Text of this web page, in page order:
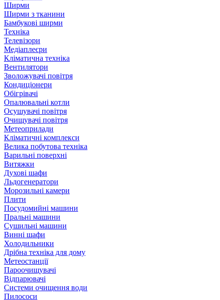
Ширми
Ширми з тканини
Бамбукові ширми
Техніка
Телевізори
Медіаплеєри
Кліматична техніка
Вентилятори
Зволожувачі повітря
Кондиціонери
Обігрівачі
Опалювальні котли
Осушувачі повітря
Очищувачі повітря
Метеоприлади
Кліматичні комплекси
Велика побутова техніка
Варильні поверхні
Витяжки
Духові шафи
Льдогенератори
Морозильні камери
Плити
Посудомийні машини
Пральні машини
Сушильні машини
Винні шафи
Холодильники
Дрібна техніка для дому
Метеостанції
Пароочищувачі
Відпарювачі
Системи очищення води
Пилососи